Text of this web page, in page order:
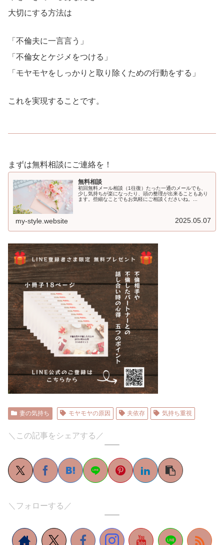
大切にする方法は
「不倫夫に一言言う」
「不倫女とケジメをつける」
「モヤモヤをしっかりと取り除くための行動をする」
これを実現することです。
まずは無料相談にご連絡を！
無料相談
初回無料メール相談（1往復）たった一通のメールでも、
少し気持ちが楽になったり、頭の整理が出来ることもあり
ます。些細なことでもお気軽にご相談くださいね。...
my-style.website 2025.05.07
妻の気持ち モヤモヤの原因 夫依存 気持ち重視
＼この記事をシェアする／
＼フォローする／